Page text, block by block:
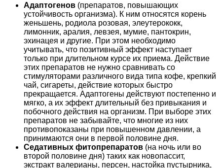
Адаптогенов (препаратов, повышающих
устойчивость организма). К ним относятся корень
женьшень, родиола розовая, элеутерококк,
лимонник, аралия, левзея, мумие, пантокрин,
эхинацея и другие. При этом необходимо
учитывать, что позитивный эффект наступает
только при длительном курсе их приема. Действие
этих препаратов не нужно сравнивать со
стимуляторами различного вида типа кофе, крепкий
чай, сигареты, действие которых быстро
прекращается. Адаптогены действуют постепенно и
мягко, а их эффект длительный без привыкания и
побочного действия на организм. При выборе этих
препаратов не забывайте, что многие из них
противопоказаны при повышенном давлении, а
принимаются они в первой половине дня.
Седативных фитопрепаратов (на ночь или во
второй половине дня) таких как новопассит,
экстракт валерианы, персен, настойка пустырника,